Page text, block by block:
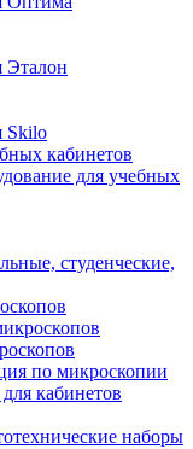
Эталон
Skilo
кабинетов
для учебных
студенческие,
по микроскопии
кабинетов
наборы